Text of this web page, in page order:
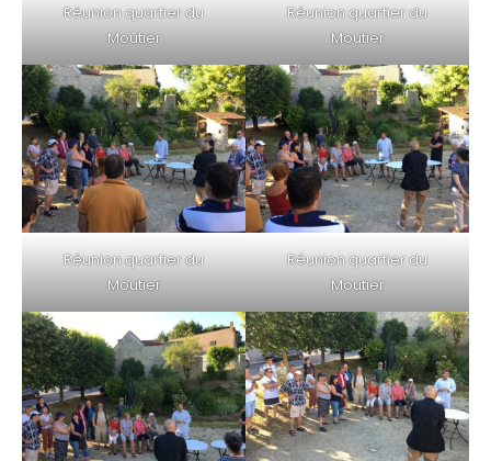
Réunion quartier du
Moutier
Réunion quartier du
Moutier
Réunion quartier du
Moutier
Réunion quartier du
Moutier